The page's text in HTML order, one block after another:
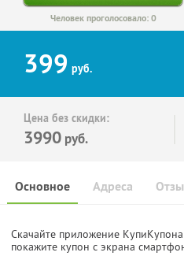
Человек проголосовало: 0
399 руб.
Цена без скидки:
3990 руб.
Основное Адреса
Скачайте приложение
покажите купон с экрана